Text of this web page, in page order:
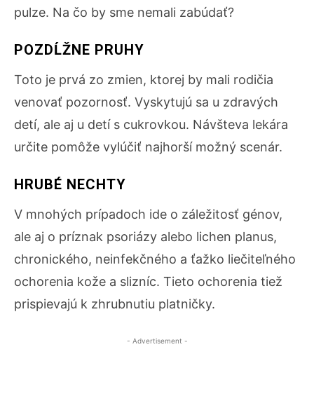
pulze. Na čo by sme nemali zabúdať?
POZDĹŽNE PRUHY
Toto je prvá zo zmien, ktorej by mali rodičia
venovať pozornosť. Vyskytujú sa u zdravých
detí, ale aj u detí s cukrovkou. Návšteva lekára
určite pomôže vylúčiť najhorší možný scenár.
HRUBÉ NECHTY
V mnohých prípadoch ide o záležitosť génov,
ale aj o príznak psoriázy alebo lichen planus,
chronického, neinfekčného a ťažko liečiteľného
ochorenia kože a slizníc. Tieto ochorenia tiež
prispievajú k zhrubnutiu platničky.
- Advertisement -